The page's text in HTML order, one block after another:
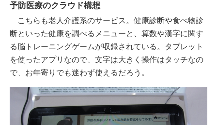
予防医療のクラウド構想
こちらも老人介護系のサービス。健康診断や食べ物診
断といった健康を調べるメニューと、算数や漢字に関す
る脳トレーニングゲームが収録されている。タブレット
を使ったアプリなので、文字は大きく操作はタッチなの
で、お年寄りでも迷わず使えるだろう。